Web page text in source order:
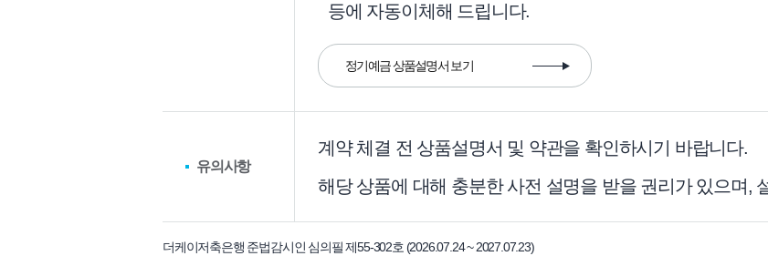
등에 자동이체해 드립니다.
정기예금 상품설명서 보기
유의사항
계약 체결 전 상품설명서 및 약관을 확인하시기 바랍니다.
해당 상품에 대해 충분한 사전 설명을 받을 권리가 있으며,
더케이저축은행 준법감시인 심의필 제55-302호 (2026.07.24 ~ 2027.07.23)